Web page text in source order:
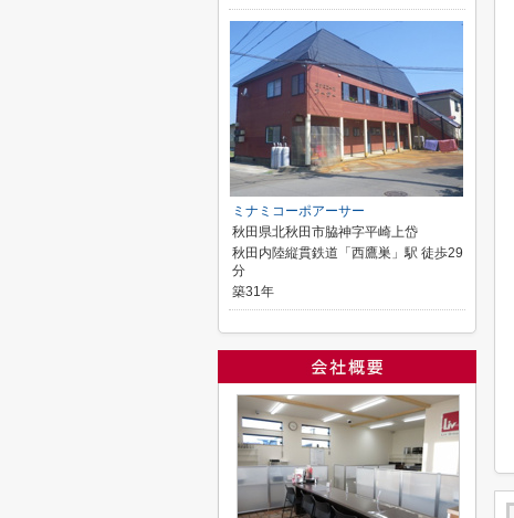
ミナミコーポアーサー
秋田県北秋田市脇神字平崎上岱
秋田内陸縦貫鉄道「西鷹巣」駅 徒歩29
分
築31年